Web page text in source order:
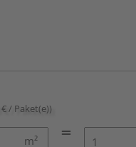
/ Paket(e))
m²